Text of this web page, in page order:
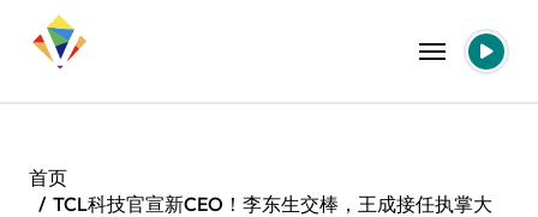
首页
TCL科技官宣新CEO！李东生交棒，王成接任执掌大